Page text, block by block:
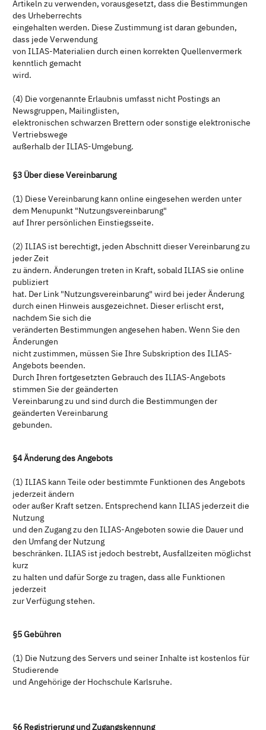
Artikeln zu verwenden, vorausgesetzt, dass die Bestimmungen
des Urheberrechts
eingehalten werden. Diese Zustimmung ist daran gebunden,
dass jede Verwendung
von ILIAS-Materialien durch einen korrekten Quellenvermerk
kenntlich gemacht
wird.
(4) Die vorgenannte Erlaubnis umfasst nicht Postings an
Newsgruppen, Mailinglisten,
elektronischen schwarzen Brettern oder sonstige elektronische
Vertriebswege
außerhalb der ILIAS-Umgebung.
§3 Über diese Vereinbarung
(1) Diese Vereinbarung kann online eingesehen werden unter
dem Menupunkt "Nutzungsvereinbarung"
auf Ihrer persönlichen Einstiegsseite.
(2) ILIAS ist berechtigt, jeden Abschnitt dieser Vereinbarung zu
jeder Zeit
zu ändern. Änderungen treten in Kraft, sobald ILIAS sie online
publiziert
hat. Der Link "Nutzungsvereinbarung" wird bei jeder Änderung
durch einen Hinweis ausgezeichnet. Dieser erlischt erst,
nachdem Sie sich die
veränderten Bestimmungen angesehen haben. Wenn Sie den
Änderungen
nicht zustimmen, müssen Sie Ihre Subskription des ILIAS-
Angebots beenden.
Durch Ihren fortgesetzten Gebrauch des ILIAS-Angebots
stimmen Sie der geänderten
Vereinbarung zu und sind durch die Bestimmungen der
geänderten Vereinbarung
gebunden.
§4 Änderung des Angebots
(1) ILIAS kann Teile oder bestimmte Funktionen des Angebots
jederzeit ändern
oder außer Kraft setzen. Entsprechend kann ILIAS jederzeit die
Nutzung
und den Zugang zu den ILIAS-Angeboten sowie die Dauer und
den Umfang der Nutzung
beschränken. ILIAS ist jedoch bestrebt, Ausfallzeiten möglichst
kurz
zu halten und dafür Sorge zu tragen, dass alle Funktionen
jederzeit
zur Verfügung stehen.
§5 Gebühren
(1) Die Nutzung des Servers und seiner Inhalte ist kostenlos für
Studierende
und Angehörige der Hochschule Karlsruhe.
§6 Registrierung und Zugangskennung